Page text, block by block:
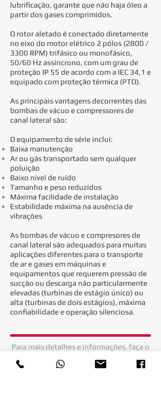
lubrificação, garante que não haja óleo a
partir dos gases comprimidos.
O rotor aletado é conectado diretamente
no eixo do motor elétrico 2 pólos (2800 /
3300 RPM) trifásico ou monofásico,
50/60 Hz assíncrono, com um grau de
proteção IP 55 de acordo com a IEC 34,1 e
equipado com proteção térmica (PTO).
As principais vantagens decorrentes das
bombas de vácuo e compressores de
canal lateral são:
O equipamento de série inclui:
Baixa manutenção
Ar ou gás transportado sem qualquer
poluição
Baixo nível de ruído
Tamanho e peso reduzidos
Máxima facilidade de instalação
Estabilidade máxima na ausência de
vibrações
As bombas de vácuo e compresores de
canal lateral são adequados para muitas
aplicações diferentes para o transporte
de ar e gases em máquinas e
equipamentos que requerem pressão de
sucção ou descarga não particularmente
elevadas (turbinas de estágio único) ou
alta (turbinas de dois estágios), máxima
confiabilidade e operação silenciosa.
Para mais detalhes e informações, faça o